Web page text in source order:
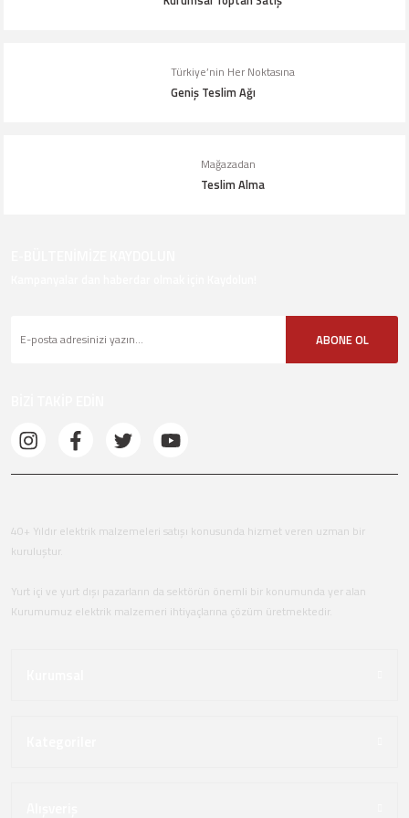
Türkiye’nin Her Noktasına
Geniş Teslim Ağı
Mağazadan
Teslim Alma
ABONE OL
40+ Yıldır elektrik malzemeleri satışı konusunda hizmet veren uzman bir
kuruluştur.
Yurt içi ve yurt dışı pazarların da sektörün önemli bir konumunda yer alan
Kurumumuz elektrik malzemeri ihtiyaçlarına çözüm üretmektedir.